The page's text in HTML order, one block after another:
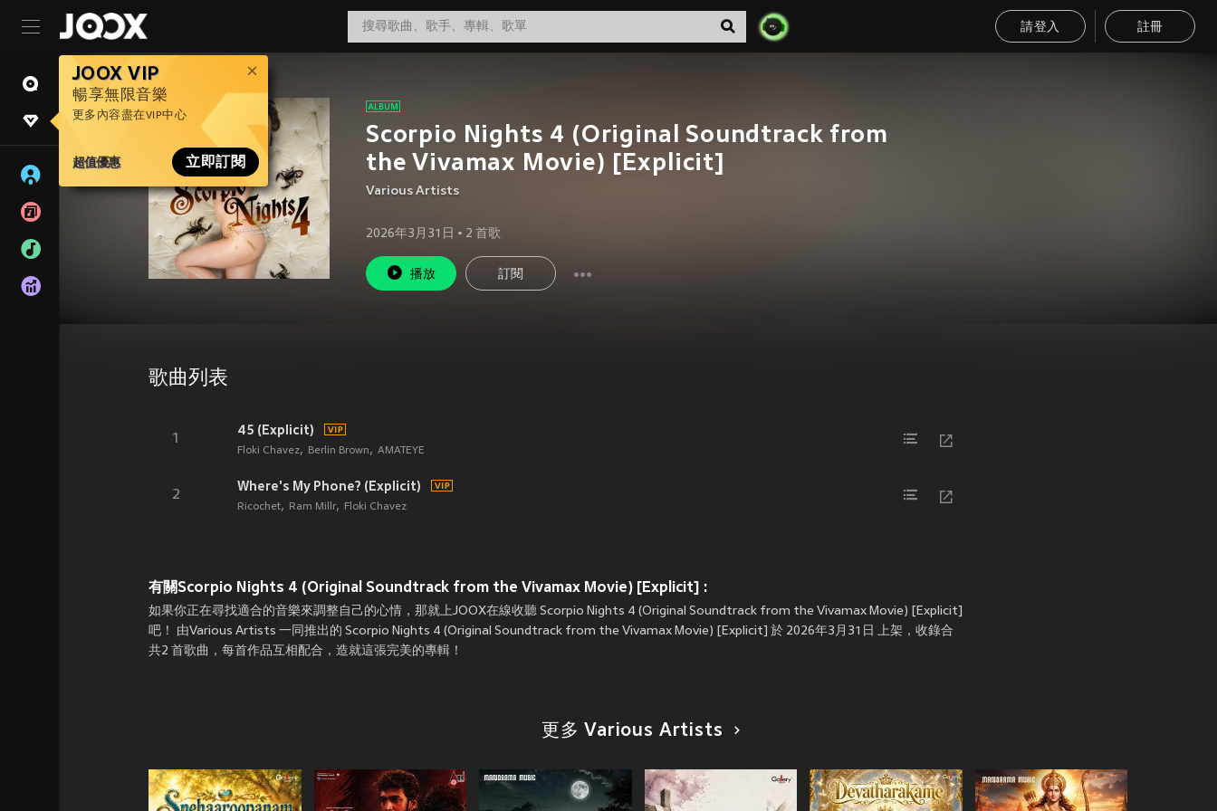
請登入 註冊
JOOX VIP
暢享無限音樂
更多內容盡在VIP中心
超值優惠 立即訂閱
Scorpio Nights 4 (Original Soundtrack from
the Vivamax Movie) [Explicit]
Various Artists
2026年3月31日 • 2 首歌
播放 訂閱
歌曲列表
1
45 (Explicit)
Floki Chavez Berlin Brown AMATEYE
2
Where's My Phone? (Explicit)
Ricochet Ram Millr Floki Chavez
有關Scorpio Nights 4 (Original Soundtrack from the Vivamax Movie) [Explicit] :
如果你正在尋找適合的音樂來調整自己的心情，那就上JOOX在線收聽 Scorpio Nights 4 (Original Soundtrack from the Vivamax Movie) [Explicit]
吧！ 由Various Artists 一同推出的 Scorpio Nights 4 (Original Soundtrack from the Vivamax Movie) [Explicit] 於 2026年3月31日 上架，收錄合
共2 首歌曲，每首作品互相配合，造就這張完美的專輯！
更多 Various Artists